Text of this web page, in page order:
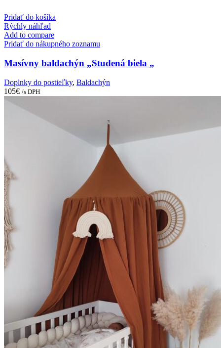
Pridať do košíka
Rýchly náhľad
Add to compare
Pridať do nákupného zoznamu
Masívny baldachýn „Studená biela „
Doplnky do postieľky, Baldachýn
105€ /s DPH